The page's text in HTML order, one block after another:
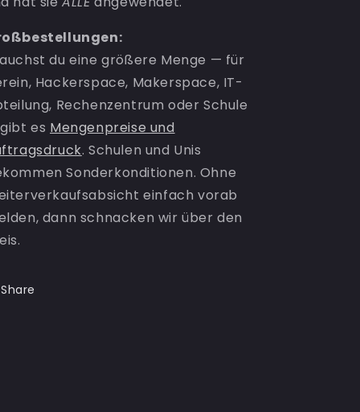
du eine größere Menge — für
Hackerspace, Makerspace, IT-
Rechenzentrum oder Schule
es Mengenpreise und
. Schulen und Unis
Sonderkonditionen. Ohne
einfach vorab
dann schnacken wir über den
Share